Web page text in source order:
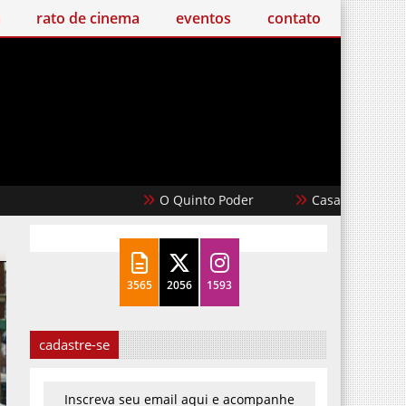
de cinema eventos contato
O Quinto Poder Casablanca Um
3565 2056 1593
cadastre-se
Inscreva seu email aqui e acompanhe